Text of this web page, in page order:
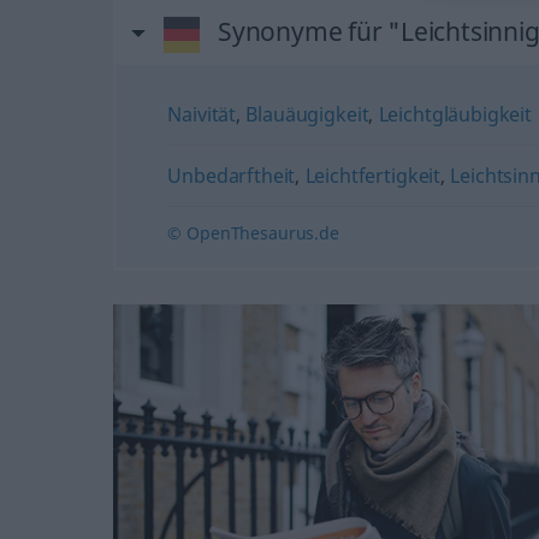
Synonyme für
Naivität, Blauäugigkeit, Leichtgläubigkeit
Unbedarftheit, Leichtfertigkeit, Leichtsinn
© OpenThesaurus.de